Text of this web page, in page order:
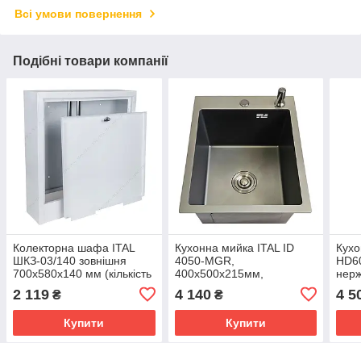
Всі умови повернення
Подібні товари компанії
Колекторна шафа ITAL
ШКЗ-03/140 зовнішня
700x580x140 мм (кількість
2 119 ₴
Купити
Кухонна мийка ITAL ID
4050-MGR,
400x500x215мм,
поверхня PVD, графіт
4 140₴
Купити
4